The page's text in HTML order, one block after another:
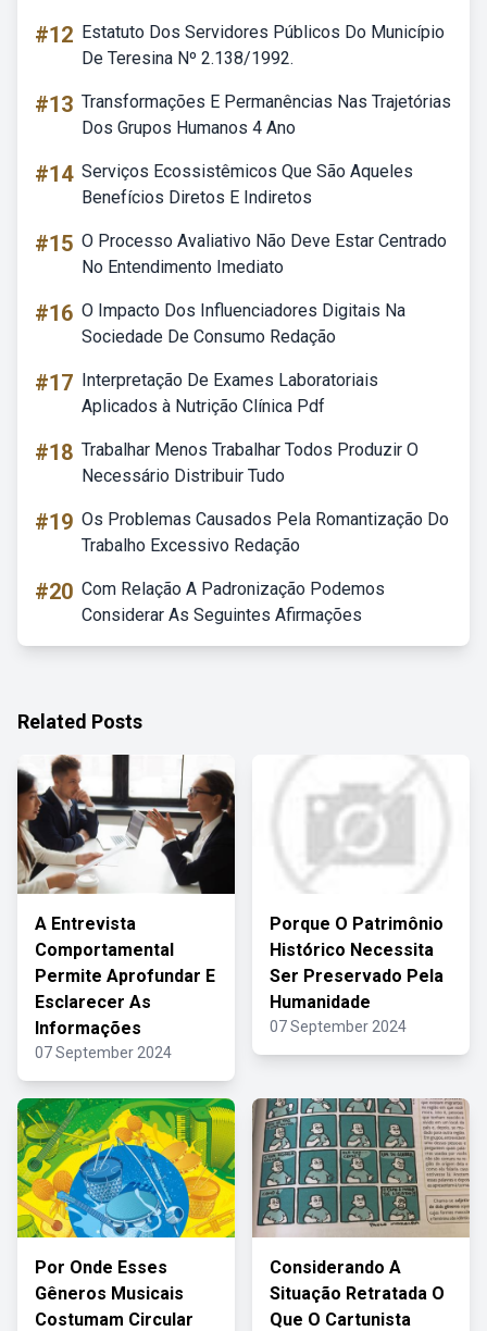
#12 Estatuto Dos Servidores Públicos Do Município
De Teresina Nº 2.138/1992.
#13 Transformações E Permanências Nas Trajetórias
Dos Grupos Humanos 4 Ano
#14 Serviços Ecossistêmicos Que São Aqueles
Benefícios Diretos E Indiretos
#15 O Processo Avaliativo Não Deve Estar Centrado
No Entendimento Imediato
#16 O Impacto Dos Influenciadores Digitais Na
Sociedade De Consumo Redação
#17 Interpretação De Exames Laboratoriais
Aplicados à Nutrição Clínica Pdf
#18 Trabalhar Menos Trabalhar Todos Produzir O
Necessário Distribuir Tudo
#19 Os Problemas Causados Pela Romantização Do
Trabalho Excessivo Redação
#20 Com Relação A Padronização Podemos
Considerar As Seguintes Afirmações
Related Posts
A Entrevista
Comportamental
Permite Aprofundar E
Esclarecer As
Informações
07 September 2024
Porque O Patrimônio
Histórico Necessita
Ser Preservado Pela
Humanidade
07 September 2024
Por Onde Esses
Gêneros Musicais
Costumam Circular
Considerando A
Situação Retratada O
Que O Cartunista